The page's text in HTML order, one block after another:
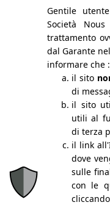
Your Vision, Our
Via Correggio
T. +39 02 4810 0614
Fax. +39 02 4398 1685
info@settimo-piano.com
Linkedin
L’agenzia e la storia
Le nostre persone
Network: EFMP
Blog
Gentile
Società
trattamento
dal Garante
informare che :
il sito
di
il sito
utili al
di terza
il link
dove
sulle
con le